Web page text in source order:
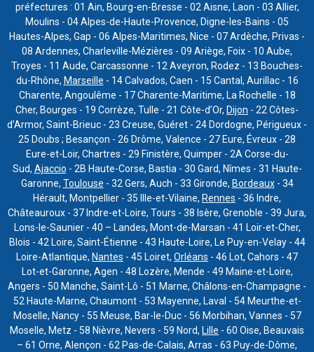
préfectures : 01 Ain, Bourg-en-Bresse - 02 Aisne, Laon - 03 Allier,
Moulins - 04 Alpes-de-Haute-Provence, Digne-les-Bains - 05
Hautes-Alpes, Gap - 06 Alpes-Maritimes, Nice - 07 Ardèche, Privas -
08 Ardennes, Charleville-Mézières - 09 Ariège, Foix - 10 Aube,
Troyes - 11 Aude, Carcassonne - 12 Aveyron, Rodez - 13 Bouches-
du-Rhône, Marseille - 14 Calvados, Caen - 15 Cantal, Aurillac - 16
Charente, Angoulême - 17 Charente-Maritime, La Rochelle - 18
Cher, Bourges - 19 Corrèze, Tulle - 21 Côte-d’Or, Dijon - 22 Côtes-
d’Armor, Saint-Brieuc - 23 Creuse, Guéret - 24 Dordogne, Périgueux -
25 Doubs ; Besançon - 26 Drôme, Valence - 27 Eure, Évreux - 28
Eure-et-Loir, Chartres - 29 Finistère, Quimper - 2A Corse-du-
Sud, Ajaccio - 2B Haute-Corse, Bastia - 30 Gard, Nîmes - 31 Haute-
Garonne, Toulouse - 32 Gers, Auch - 33 Gironde, Bordeaux- 34
Hérault, Montpellier - 35 Ille-et-Vilaine, Rennes - 36 Indre,
Châteauroux - 37 Indre-et-Loire, Tours - 38 Isère, Grenoble - 39 Jura,
Lons-le-Saunier - 40 – Landes, Mont-de-Marsan - 41 Loir-et-Cher,
Blois - 42 Loire, Saint-Étienne - 43 Haute-Loire, Le Puy-en-Velay - 44
Loire-Atlantique, Nantes - 45 Loiret, Orléans - 46 Lot, Cahors - 47
Lot-et-Garonne, Agen - 48 Lozère, Mende - 49 Maine-et-Loire,
Angers - 50 Manche, Saint-Lô - 51 Marne, Châlons-en-Champagne -
52 Haute-Marne, Chaumont - 53 Mayenne, Laval - 54 Meurthe-et-
Moselle, Nancy - 55 Meuse, Bar-le-Duc - 56 Morbihan, Vannes - 57
Moselle, Metz - 58 Nièvre, Nevers - 59 Nord, Lille - 60 Oise, Beauvais
– 61 Orne, Alençon - 62 Pas-de-Calais, Arras - 63 Puy-de-Dôme,